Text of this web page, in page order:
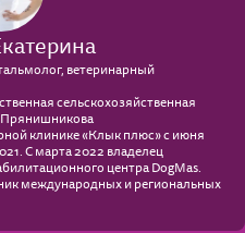
ветеринарный
сельскохозяйственная
клинике «Клык плюс» с июня
С марта 2022 владелец
центра DogMas.
международных и региональных